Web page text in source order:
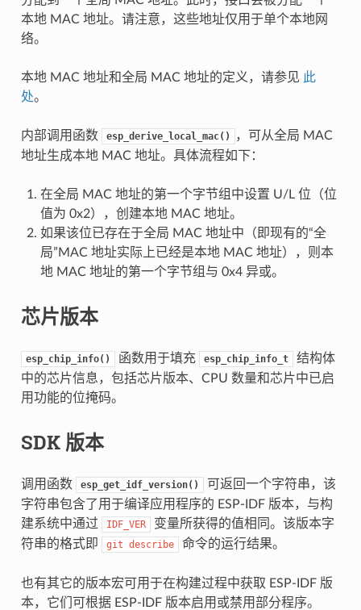
本地 MAC 地址。请注意，这些地址仅用于单个本地网
络。
本地 MAC 地址和全局 MAC 地址的定义，请参见 此
处。
内部调用函数 esp_derive_local_mac()
，可从全局 MAC
地址生成本地 MAC 地址。具体流程如下：
在全局 MAC 地址的第一个字节组中设置 U/L 位（位
值为 0x2），创建本地 MAC 地址。
如果该位已存在于全局 MAC 地址中（即现有的“全
局”MAC 地址实际上已经是本地 MAC 地址），则本
地 MAC 地址的第一个字节组与 0x4 异或。
芯片版本
esp_chip_info() 函数用于填充 esp_chip_info_t
结构体
中的芯片信息，包括芯片版本、CPU 数量和芯片中已启
用功能的位掩码。
SDK 版本
调用函数 esp_get_idf_version()
可返回一个字符串，该
字符串包含了用于编译应用程序的 ESP-IDF 版本，与构
建系统中通过
IDF_VER
变量所获得的值相同。该版本字
符串的格式即
git describe 命令的运行结果。
也有其它的版本宏可用于在构建过程中获取 ESP-IDF 版
本，它们可根据 ESP-IDF 版本启用或禁用部分程序。